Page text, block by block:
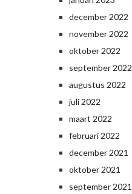
december 2022
november 2022
oktober 2022
september 2022
augustus 2022
juli 2022
maart 2022
februari 2022
december 2021
oktober 2021
september 2021